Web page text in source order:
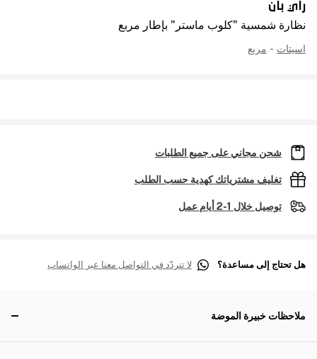
راي بان
نظارة شمسية "كلوب ماستر" بإطار مربع
اسيتات - مربع
شحن مجاني على جميع الطلبات
تغليف مشترياتك كهدية حسب الطلب
توصيل خلال 1-2 أيام عمل
هل تحتاج إلى مساعدة؟ لا تتردّد في التواصل معنا عبر الواتساب
ملاحظات خبيرة الموضة